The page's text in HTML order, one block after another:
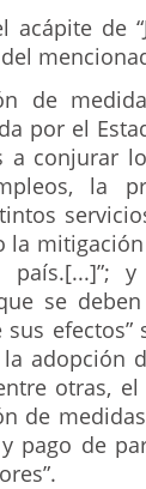
acápite de
de
por el
a conjurar
la
la
se
adopción
otras,
de
pago de